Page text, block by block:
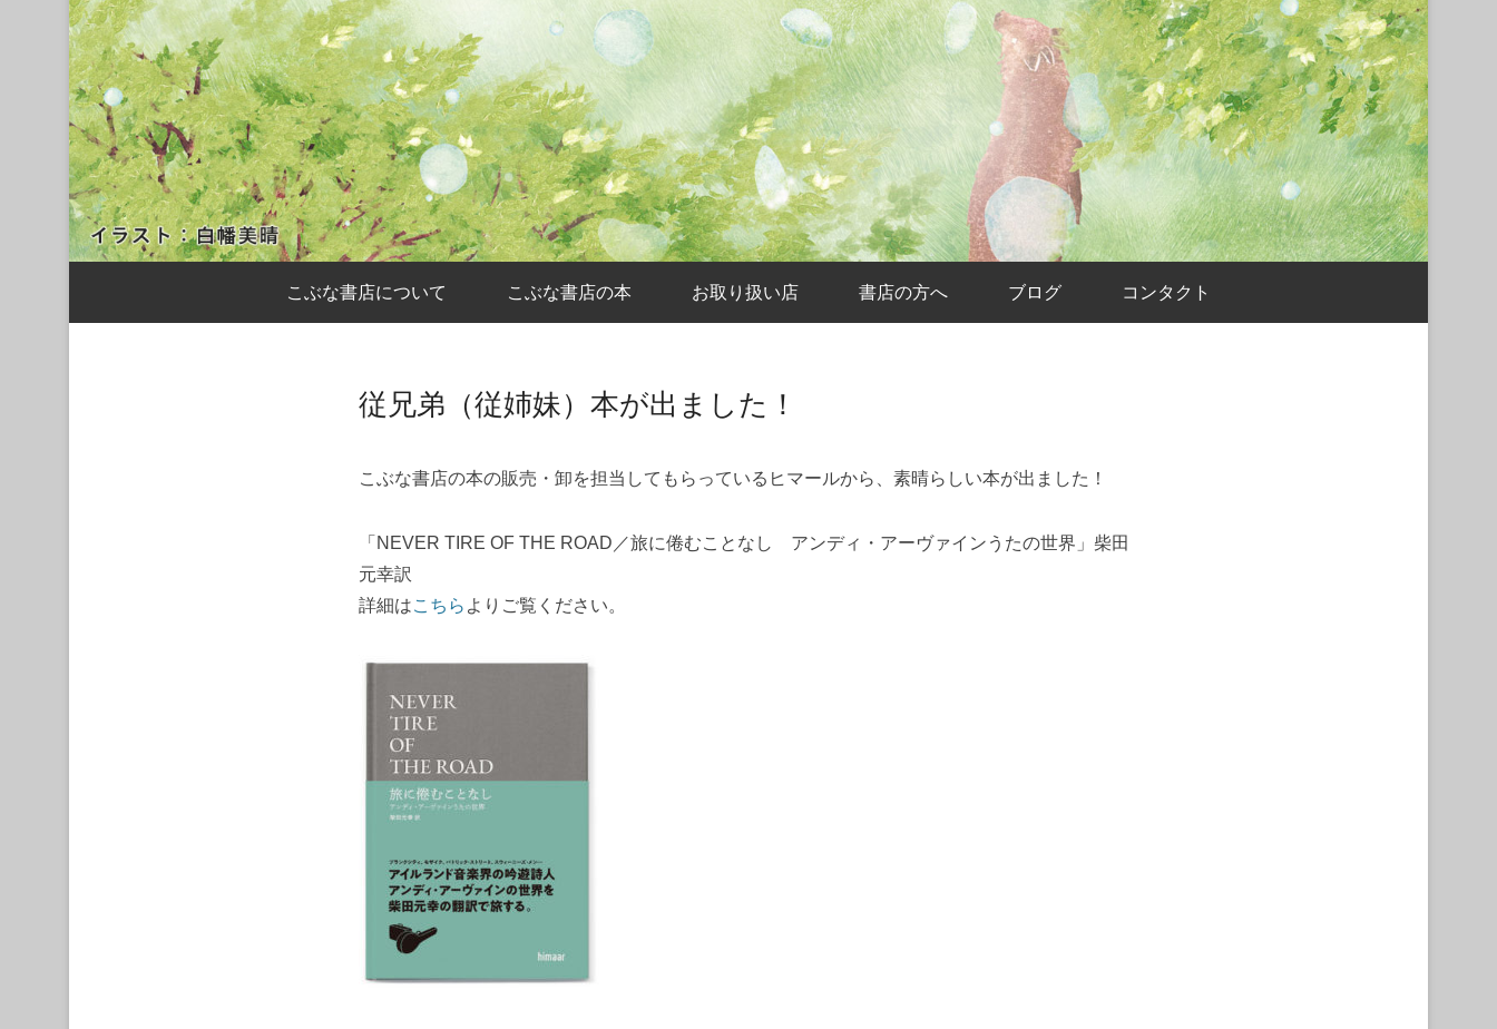
こぶな書店について
こぶな書店の本 お取り扱い店 書店の方へ ブログ コンタクト
従兄弟（従姉妹）本が出ました！
こぶな書店の本の販売・卸を担当してもらっているヒマールから、素晴らしい本が出ました！
「NEVER TIRE OF THE ROAD／旅に倦むことなし アンディ・アーヴァインうたの世界」柴田
元幸訳
詳細はこちら よりご覧ください。